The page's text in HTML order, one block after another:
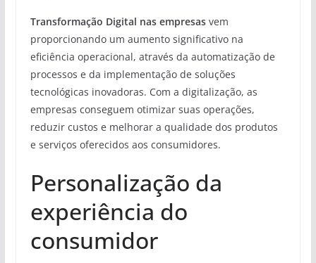
Transformação Digital nas empresasvem
proporcionando um aumento significativo na
eficiência operacional, através da automatização de
processos e da implementação de soluções
tecnológicas inovadoras. Com a digitalização, as
empresas conseguem otimizar suas operações,
reduzir custos e melhorar a qualidade dos produtos
e serviços oferecidos aos consumidores.
Personalização da
experiência do
consumidor